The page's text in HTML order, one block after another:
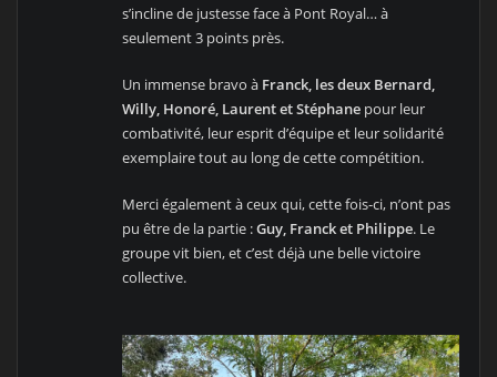
s’incline de justesse face à Pont Royal… à
seulement 3 points près.
Un immense bravo à Franck, les deux Bernard,
Willy, Honoré, Laurent et Stéphane pour leur
combativité, leur esprit d’équipe et leur solidarité
exemplaire tout au long de cette compétition.
Merci également à ceux qui, cette fois-ci, n’ont pas
pu être de la partie :Guy, Franck et Philippe. Le
groupe vit bien, et c’est déjà une belle victoire
collective.